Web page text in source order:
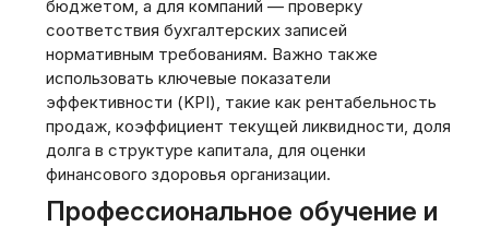
бюджетом, а для компаний — проверку
соответствия бухгалтерских записей
нормативным требованиям. Важно также
использовать ключевые показатели
эффективности (KPI), такие как рентабельность
продаж, коэффициент текущей ликвидности, доля
долга в структуре капитала, для оценки
финансового здоровья организации.
Профессиональное обучение и